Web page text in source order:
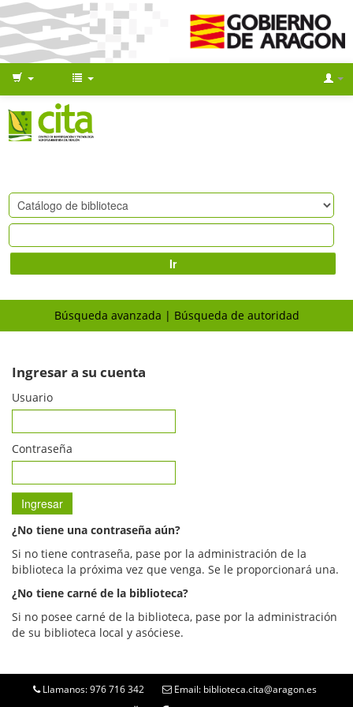
Ir
Búsqueda avanzada Búsqueda de autoridad
Ingresar a su cuenta
Usuario
Contraseña
¿No tiene una contraseña aún?
Si no tiene contraseña, pase por la administración de la
biblioteca la próxima vez que venga. Se le proporcionará una.
¿No tiene carné de la biblioteca?
Si no posee carné de la biblioteca, pase por la administración
de su biblioteca local y asóciese.
Llamanos: 976 716 342 Email: biblioteca.cita@aragon.es